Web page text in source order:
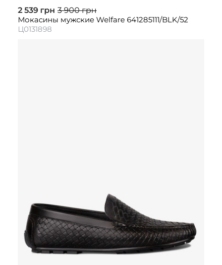
2 539 грн 3 900 грн
Мокасины мужские Welfare 641285111/BLK/52
Ц0131898